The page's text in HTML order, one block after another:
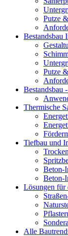
Putze
Bestandsbau
Putze
Bestandsbau
Thermische
Tiefbau und
Beton-
Beton-
Lösungen für
Alle